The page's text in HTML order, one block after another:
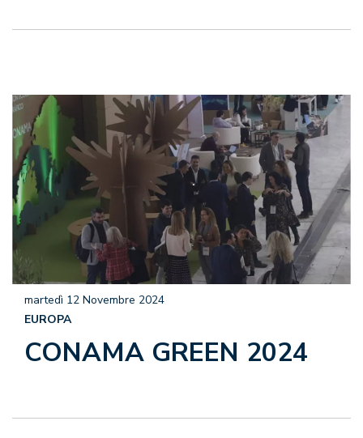
CONAMA GREEN 2024
martedì 12 Novembre 2024
EUROPA